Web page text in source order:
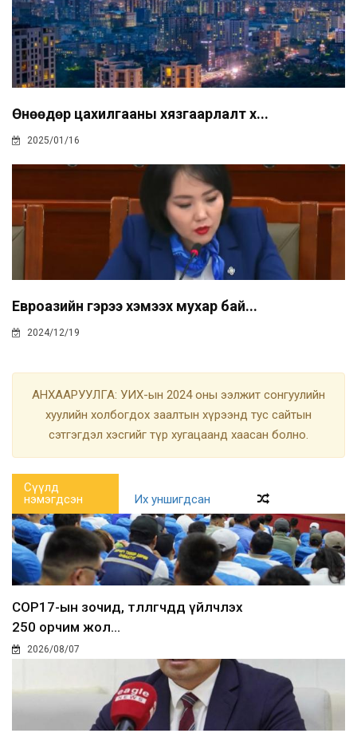
Өнөөдөр цахилгааны хязгаарлалт х...
2025/01/16
Евроазийн гэрээ хэмээх мухар бай...
2024/12/19
АНХААРУУЛГА: УИХ-ын 2024 оны ээлжит сонгуулийн
хуулийн холбогдох заалтын хүрээнд тус сайтын
сэтгэгдэл хэсгийг түр хугацаанд хаасан болно.
Сүүлд
нэмэгдсэн
Их уншигдсан
COP17-ын зочид, төлөөлөгчдөд үйлчлэх
250 орчим жол...
2026/08/07